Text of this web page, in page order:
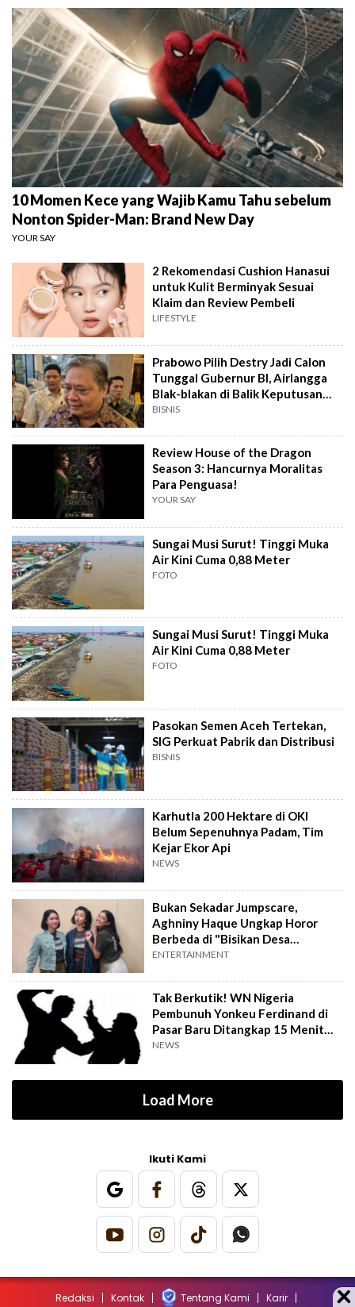
10 Momen Kece yang Wajib Kamu Tahu sebelum
Nonton Spider-Man: Brand New Day
YOUR SAY
2 Rekomendasi Cushion Hanasui
untuk Kulit Berminyak Sesuai
Klaim dan Review Pembeli
LIFESTYLE
Prabowo Pilih Destry Jadi Calon
Tunggal Gubernur BI, Airlangga
Blak-blakan di Balik Keputusan
Ini?
BISNIS
Review House of the Dragon
Season 3: Hancurnya Moralitas
Para Penguasa!
YOUR SAY
Sungai Musi Surut! Tinggi Muka
Air Kini Cuma 0,88 Meter
FOTO
Sungai Musi Surut! Tinggi Muka
Air Kini Cuma 0,88 Meter
FOTO
Pasokan Semen Aceh Tertekan,
SIG Perkuat Pabrik dan Distribusi
BISNIS
Karhutla 200 Hektare di OKI
Belum Sepenuhnya Padam, Tim
Kejar Ekor Api
NEWS
Bukan Sekadar Jumpscare,
Aghniny Haque Ungkap Horor
Berbeda di "Bisikan Desa
Gringsing"
ENTERTAINMENT
Tak Berkutik! WN Nigeria
Pembunuh Yonkeu Ferdinand di
Pasar Baru Ditangkap 15 Menit
Setelah Kejadian
NEWS
Load More
Ikuti Kami
Redaksi Kontak Tentang Kami Karir